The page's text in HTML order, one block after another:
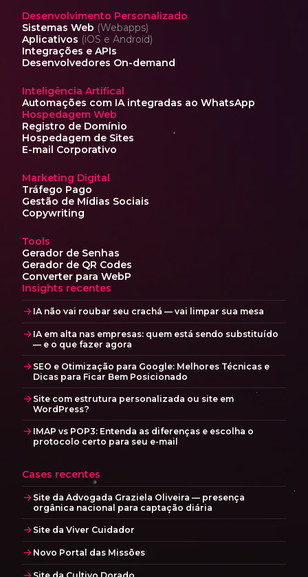
Desenvolvimento Personalizado
Sistemas Web (Webapps)
Aplicativos (iOS e Android)
Integrações e APIs
Desenvolvedores On-demand
Inteligência Artifical
Automações com IAintegradas ao WhatsApp
Hospedagem Web
Registro de Domínio
Hospedagem de Sites
E-mail Corporativo
Marketing Digital
Tráfego Pago
Gestão de Mídias Sociais
Copywriting
Tools
Gerador de Senhas
Gerador de QR Codes
Converter para WebP
Insights recentes
IA não vai roubar seu crachá — vai limpar sua mesa
IA em alta nas empresas: quem está sendo substituído
— e o que fazer agora
SEO e Otimização para Google: Melhores Técnicas e
Dicas para Ficar Bem Posicionado
Site com estrutura personalizada ou site em
WordPress?
IMAP vs POP3: Entenda as diferenças e escolha o
protocolo certo para seu e-mail
Cases recentes
Site da Advogada Graziela Oliveira — presença
orgânica nacional para captação diária
Site da Viver Cuidador
Novo Portal das Missões